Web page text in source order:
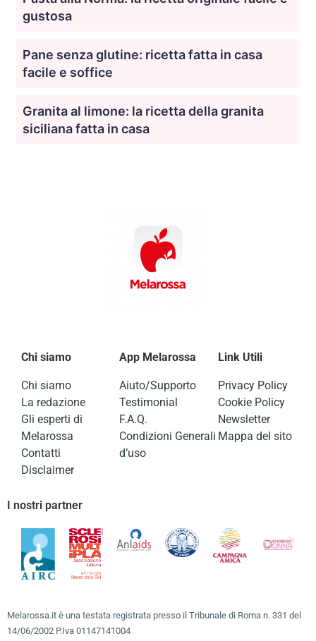
gustosa
Pane senza glutine: ricetta fatta in casa
facile e soffice
Granita al limone: la ricetta della granita
siciliana fatta in casa
Chi siamo
Chi siamo
La redazione
Gli esperti di
Melarossa
Contatti
Disclaimer
App Melarossa
Aiuto/Supporto
Testimonial
F.A.Q.
Condizioni Generali
d’uso
Link Utili
Privacy Policy
Cookie Policy
Newsletter
Mappa del sito
I nostri partner
Melarossa.it è una testata registrata presso il Tribunale di Roma n. 331 del
14/06/2002 P.Iva 01147141004